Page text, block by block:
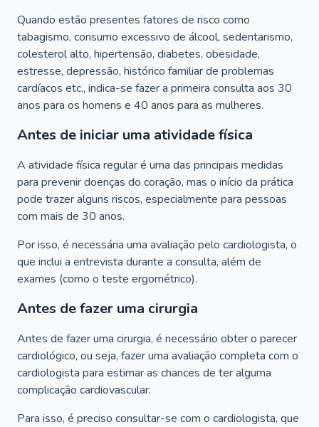
Quando estão presentes fatores de risco como
tabagismo, consumo excessivo de álcool, sedentarismo,
colesterol alto, hipertensão, diabetes, obesidade,
estresse, depressão, histórico familiar de problemas
cardíacos etc., indica-se fazer a primeira consulta aos 30
anos para os homens e 40 anos para as mulheres.
Antes de iniciar uma atividade física
A atividade física regular é uma das principais medidas
para prevenir doenças do coração, mas o início da prática
pode trazer alguns riscos, especialmente para pessoas
com mais de 30 anos.
Por isso, é necessária uma avaliação pelo cardiologista, o
que inclui a entrevista durante a consulta, além de
exames (como o teste ergométrico).
Antes de fazer uma cirurgia
Antes de fazer uma cirurgia, é necessário obter o parecer
cardiológico, ou seja, fazer uma avaliação completa com o
cardiologista para estimar as chances de ter alguma
complicação cardiovascular.
Para isso, é preciso consultar-se com o cardiologista, que